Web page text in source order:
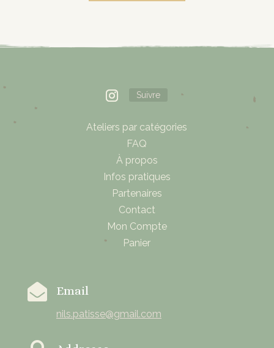
Suivre
Ateliers par catégories
FAQ
À propos
Infos pratiques
Partenaires
Contact
Mon Compte
Panier
 Email
nils.patisse@gmail.com